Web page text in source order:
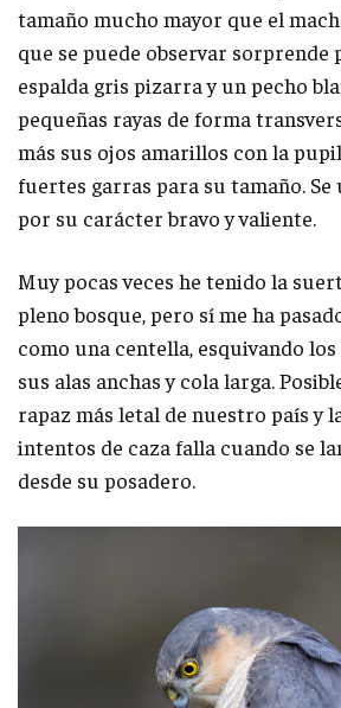
tamaño mucho mayor que el
que se puede observar sorprende
espalda gris pizarra y un pecho
pequeñas rayas de forma
más sus ojos amarillos con la
fuertes garras para su tamaño.
por su carácter bravo y valiente.
Muy pocas veces he tenido la
pleno bosque, pero sí me ha
como una centella, esquivando
sus alas anchas y cola larga.
rapaz más letal de nuestro país y
intentos de caza falla cuando se
desde su posadero.